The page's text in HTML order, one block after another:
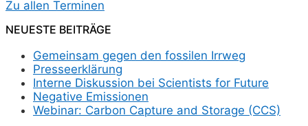
Zu allen Terminen
NEUESTE BEITRÄGE
Gemeinsam gegen den fossilen Irrweg
Presseerklärung
Interne Diskussion bei Scientists for Future
Negative Emissionen
Webinar: Carbon Capture and Storage (CCS)